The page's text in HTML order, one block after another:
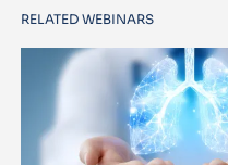
RELATED WEBINARS